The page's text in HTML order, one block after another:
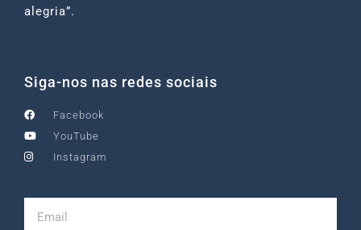
alegria”.
Siga-nos nas redes sociais
Facebook
YouTube
Instagram